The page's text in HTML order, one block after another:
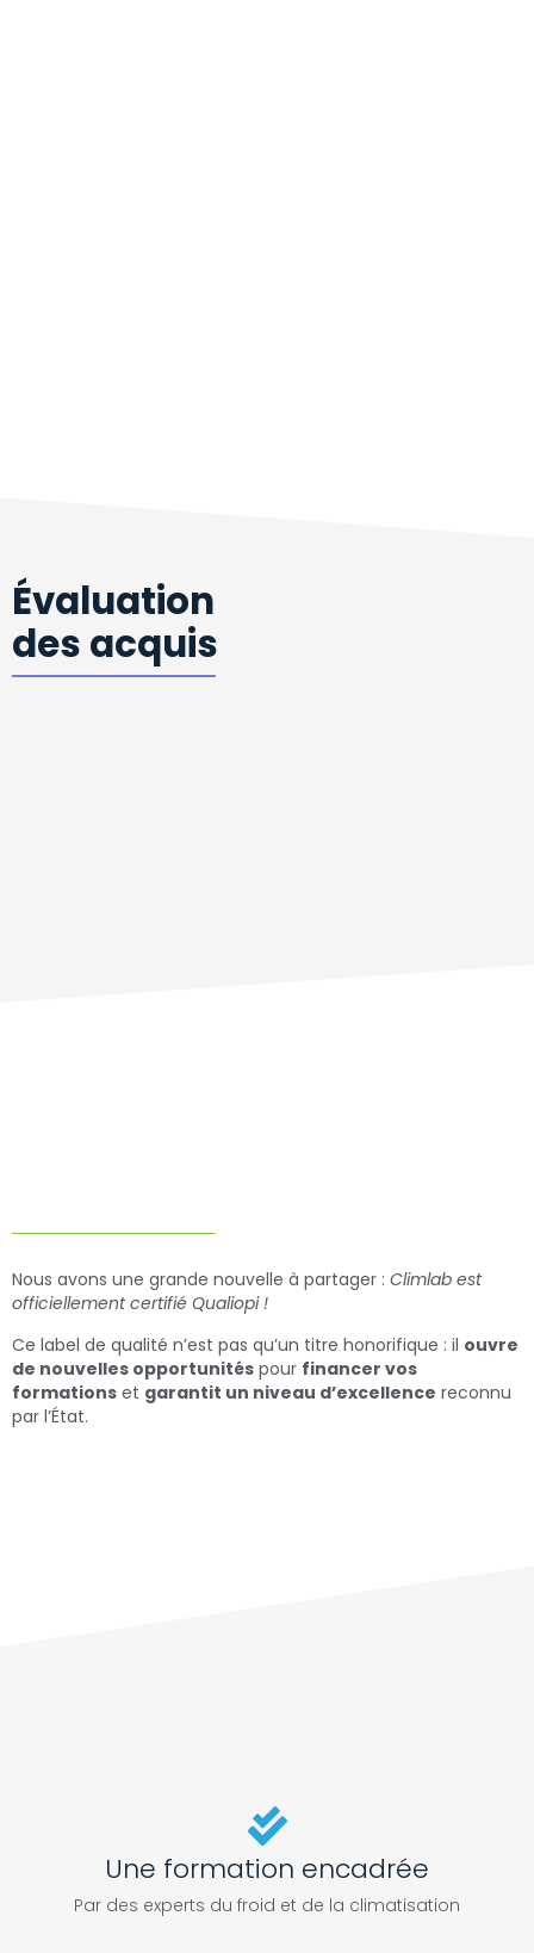
Évaluation
des acquis
Nous avons une grande nouvelle à partager : Climlab est
officiellement certifié Qualiopi !
Ce label de qualité n’est pas qu’un titre honorifique : il ouvre
de nouvelles opportunités pour financer vos
formations et garantit un niveau d’excellence reconnu
par l’État.
Une formation encadrée
Par des experts du froid et de la climatisation